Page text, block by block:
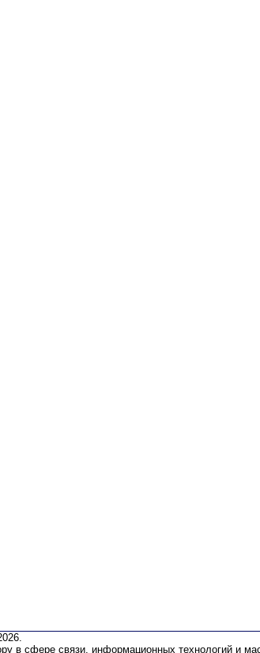
в сфере связи, информационных технологий и